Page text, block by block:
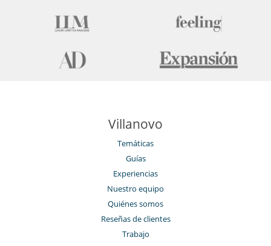
Villanovo
Temáticas
Guías
Experiencias
Nuestro equipo
Quiénes somos
Reseñas de clientes
Trabajo